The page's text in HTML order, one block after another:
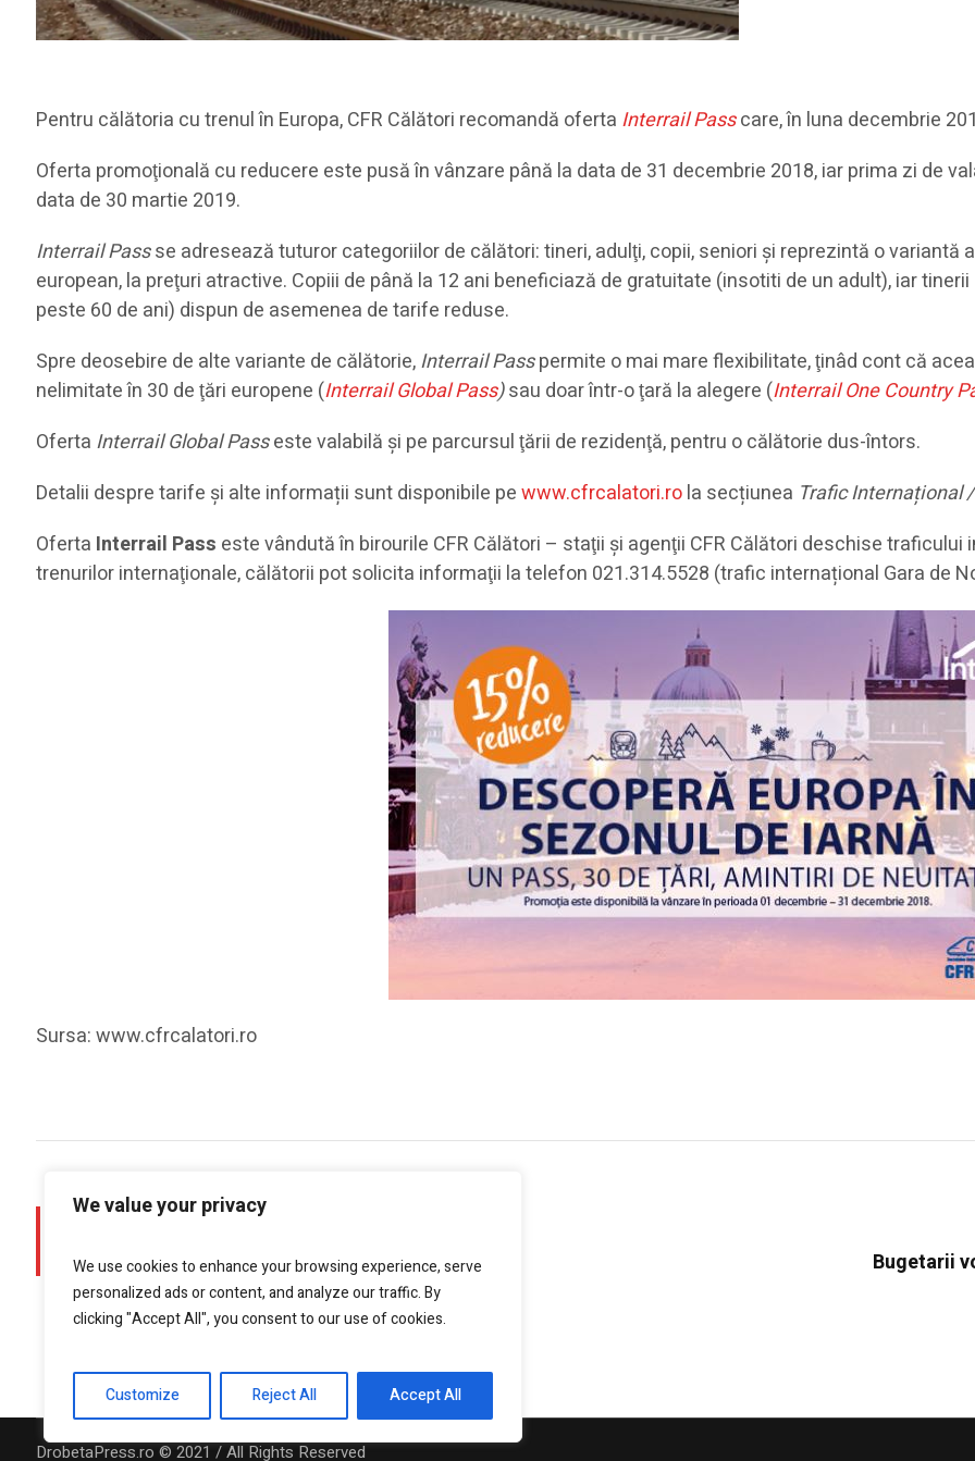
We value your privacy
We use cookies to enhance your browsing experience, serve
personalized ads or content, and analyze our traffic. By
clicking "Accept All", you consent to our use of cookies.
Customize Reject All Accept All
Pentru călătoria cu trenul în Europa, CFR Călători recomandă oferta Interrail Passcare, în luna decembrie
Oferta promoţională cu reducere este pusă în vânzare până la data de 31 decembrie 2018, iar prima zi de
data de 30 martie 2019.
Interrail Passse adresează tuturor categoriilor de călători: tineri, adulţi, copii, seniori şi reprezintă o
european, la preţuri atractive. Copiii de până la 12 ani beneficiază de gratuitate (insotiti de un adult), iar
peste 60 de ani) dispun de asemenea de tarife reduse.
Spre deosebire de alte variante de călătorie,Interrail Passpermite o mai mare flexibilitate, ţinâd cont că
nelimitate în 30 de ţări europene (Interrail Global Pass)sau doar într-o ţară la alegere (Interrail One Country
Oferta Interrail Global Passeste valabilă şi pe parcursul ţării de rezidenţă, pentru o călătorie dus-întors.
Detalii despre tarife și alte informații sunt disponibile pewww.cfrcalatori.rola secțiunea Trafic Internațional
Oferta Interrail Pass este vândută în birourile CFR Călători – staţii şi agenţii CFR Călători deschise
trenurilor internaţionale, călătorii pot solicita informaţii la telefon 021.314.5528 (trafic internațional Gara de
Sursa: www.cfrcalatori.ro
PREV POST
Un bărbat a murit în accident pe DC 81 Bugetarii
DrobetaPress.ro © 2021 / All Rights Reserved